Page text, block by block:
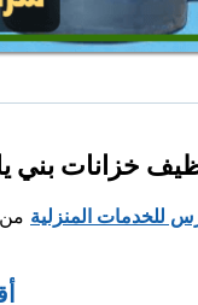
خزانات بني
للخدمات المنزلية من